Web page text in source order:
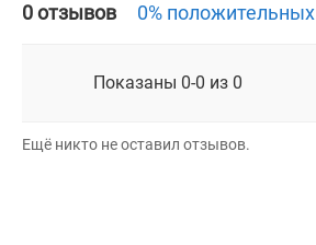
0 отзывов 0% положительных
Показаны 0-0 из 0
Ещё никто не оставил отзывов.